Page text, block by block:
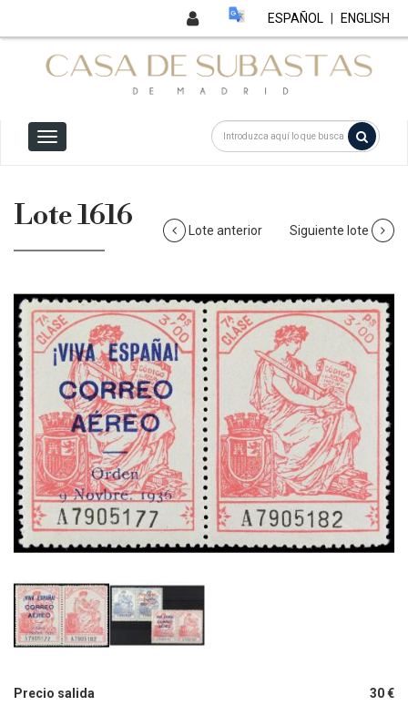
ESPAÑOL ENGLISH
Lote 1616 Lote anterior Siguiente lote
Precio salida
30 €